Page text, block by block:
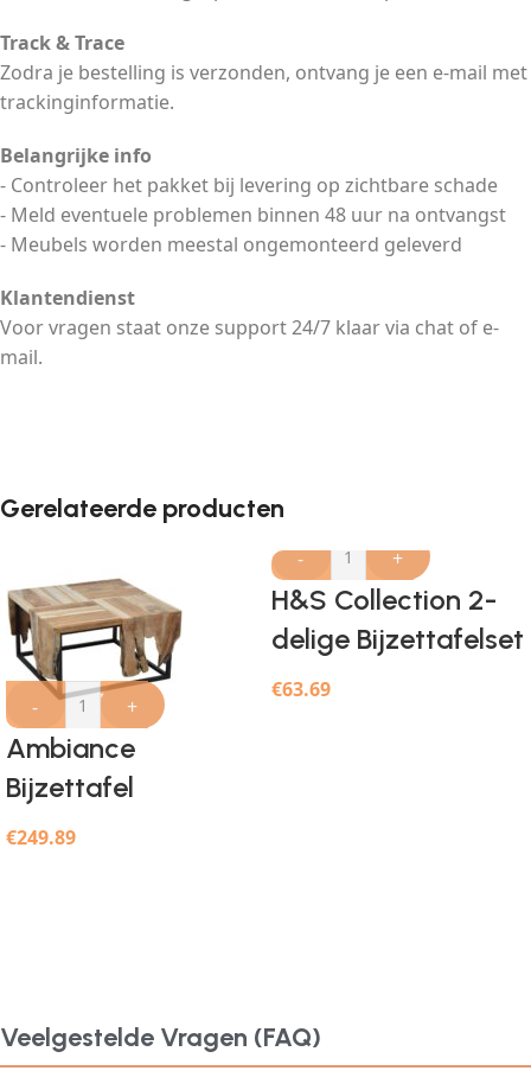
Track & Trace
Zodra je bestelling is verzonden, ontvang je een e-mail met
trackinginformatie.
Belangrijke info
- Controleer het pakket bij levering op zichtbare schade
- Meld eventuele problemen binnen 48 uur na ontvangst
- Meubels worden meestal ongemonteerd geleverd
Klantendienst
Voor vragen staat onze support 24/7 klaar via chat of e-
mail.
Gerelateerde producten
- +
Ambiance
Bijzettafel
65x65x35 cm
€249.89
- +
H&S Collection 2-
delige Bijzettafelset
teakbruin
€63.69
Veelgestelde Vragen (FAQ)